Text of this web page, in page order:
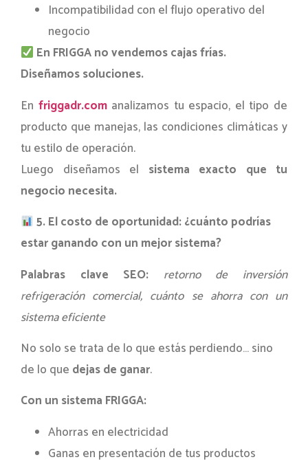
Incompatibilidad con el flujo operativo del
negocio
En FRIGGA no vendemos cajas frías.
Diseñamos soluciones.
En friggadr.comanalizamos tu espacio, el tipo de
producto que manejas, las condiciones climáticas y
tu estilo de operación.
Luego diseñamos el sistema exacto que tu
negocio necesita.
5. El costo de oportunidad: ¿cuánto podrías
estar ganando con un mejor sistema?
Palabras clave SEO:
retorno de inversión
refrigeración comercial, cuánto se ahorra con un
sistema eficiente
No solo se trata de lo que estás perdiendo… sino
de lo que dejas de ganar.
Con un sistema FRIGGA:
Ahorras en electricidad
Ganas en presentación de tus productos